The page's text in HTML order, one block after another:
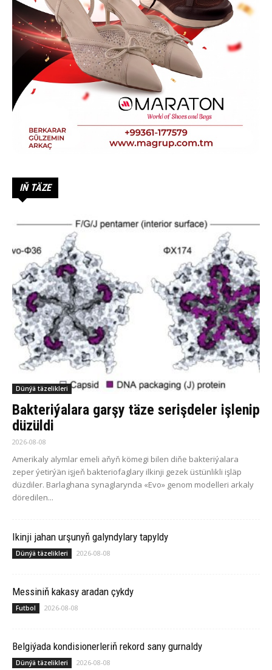
IŇ TÄZE
Dünýä täzelikleri
Bakteriýalara garşy täze serişdeler işlenip
düzüldi
2026-08-08
Amerikaly alymlar emeli aňyň kömegi bilen diňe bakteriýalara
zeper ýetirýän işjeň bakteriofaglary ilkinji gezek üstünlikli işläp
düzdiler. Barlaghana synaglarynda «Evo» genom modelleri arkaly
döredilen...
Ikinji jahan urşunyň galyndylary tapyldy
Dünýä täzelikleri 2026-08-08
Messiniň kakasy aradan çykdy
Futbol 2026-08-08
Belgiýada kondisionerleriň rekord sany gurnaldy
Dünýä täzelikleri 2026-08-08